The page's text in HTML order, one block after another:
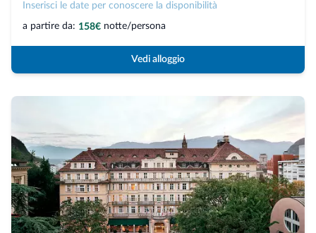
Inserisci le date per conoscere la disponibilità
a partire da: 158€ notte/persona
Vedi alloggio